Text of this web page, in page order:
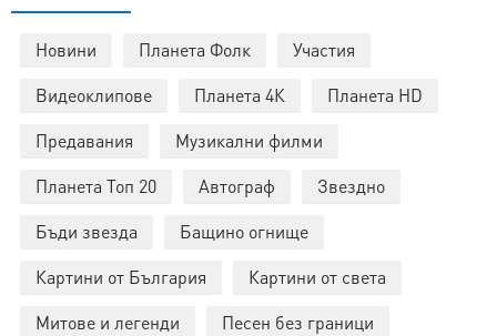
Новини Планета Фолк
Участия
Видеоклипове
Планета 4К
Планета HD
Предавания
Музикални филми
Планета Топ 20
Автограф
Звездно
Бъди звезда
Бащино огнище
Картини от България
Картини от света
Митове и легенди
Песен без граници